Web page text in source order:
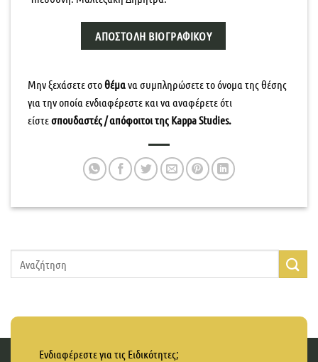
ΑΠΟΣΤΟΛΉ ΒΙΟΓΡΑΦΙΚΟΎ
Μην ξεχάσετε στοθέμανα συμπληρώσετε το όνομα της θέσης
για την οποία ενδιαφέρεστε και να αναφέρετε ότι
είστεσπουδαστές / απόφοιτοι της Kappa Studies.
Ενδιαφέρεστε για τις Ειδικότητες;